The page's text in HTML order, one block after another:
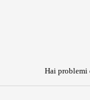
Hai problemi